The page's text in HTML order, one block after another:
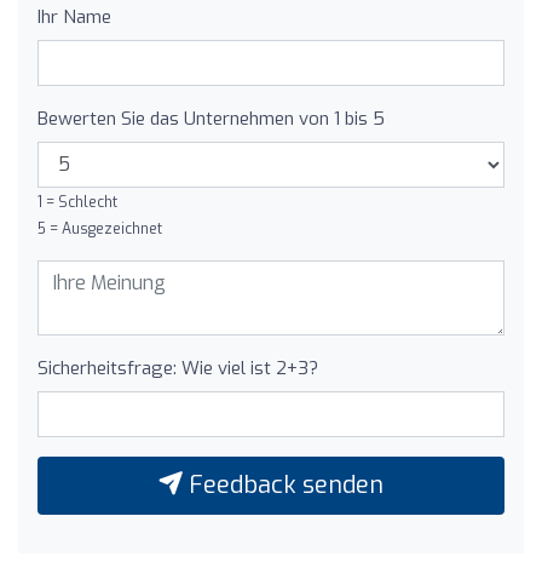
Ihr Name
Bewerten Sie das Unternehmen von 1 bis 5
1 = Schlecht
5 = Ausgezeichnet
Sicherheitsfrage: Wie viel ist 2+3?
Feedback senden